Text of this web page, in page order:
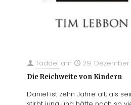
Taddel am 29. Dezember
Die Reichweite von Kindern
Daniel ist zehn Jahre alt, als